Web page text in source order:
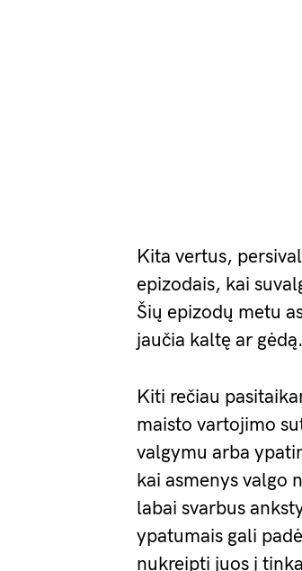
Kita vertus,
epizodais, kai
Šių epizodų metu
jaučia kaltę ar gėdą.
Kiti rečiau
maisto vartojimo
valgymu arba
kai asmenys valgo
labai svarbus
ypatumais gali
nukreipti juos į